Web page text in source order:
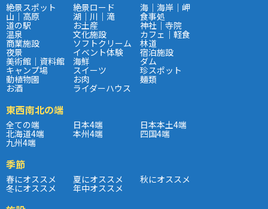
絶景スポット 絶景ロード 海｜海岸｜岬
山｜高原 湖｜川｜滝 食事処
道の駅 お土産 神社｜寺院
温泉 文化施設 カフェ｜軽食
商業施設 ソフトクリーム 林道
夜景 イベント体験 宿泊施設
美術館｜資料館 海鮮 ダム
キャンプ場 スイーツ 珍スポット
動植物園 お肉 麺類
お酒 ライダーハウス
東西南北の端
全ての端 日本4端 日本本土4端
北海道4端 本州4端 四国4端
九州4端
季節
春にオススメ 夏にオススメ 秋にオススメ
冬にオススメ 年中オススメ